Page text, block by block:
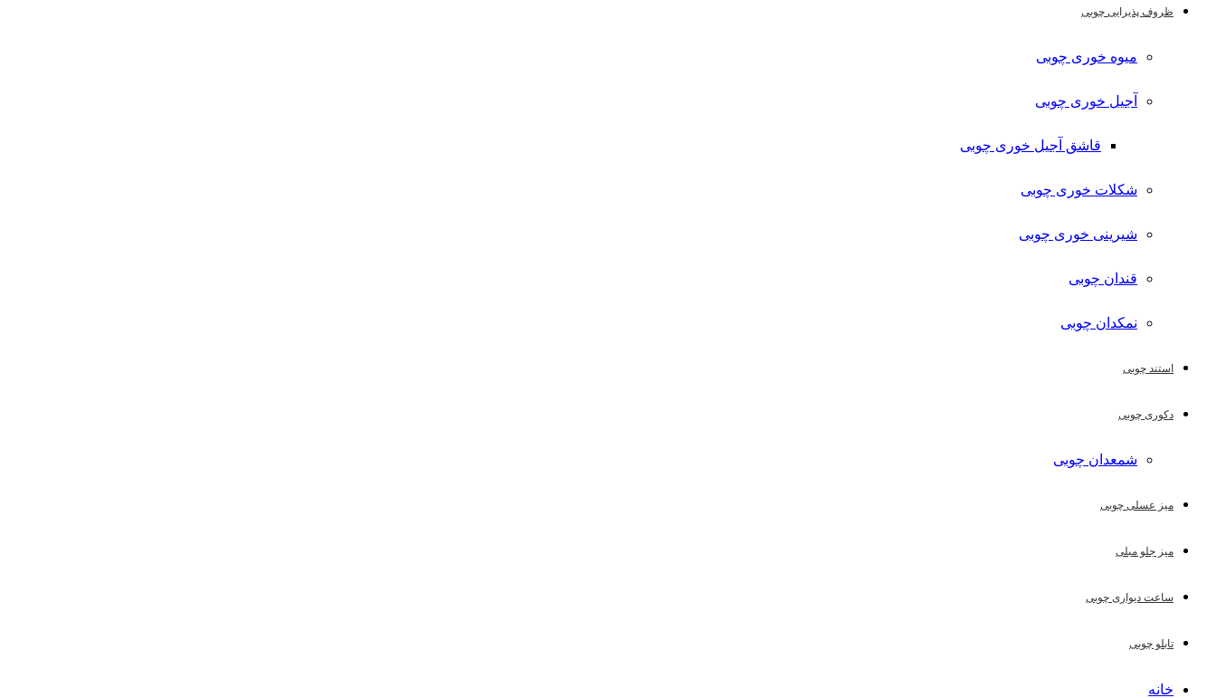
ظروف پذیرایی چوبی
میوه خوری چوبی
آجیل خوری چوبی
قاشق آجیل خوری چوبی
شکلات خوری چوبی
شیرینی خوری چوبی
قندان چوبی
نمکدان چوبی
استند چوبی
دکوری چوبی
شمعدان چوبی
میز عسلی چوبی
میز جلو مبلی
ساعت دیواری چوبی
تابلو چوبی
خانه